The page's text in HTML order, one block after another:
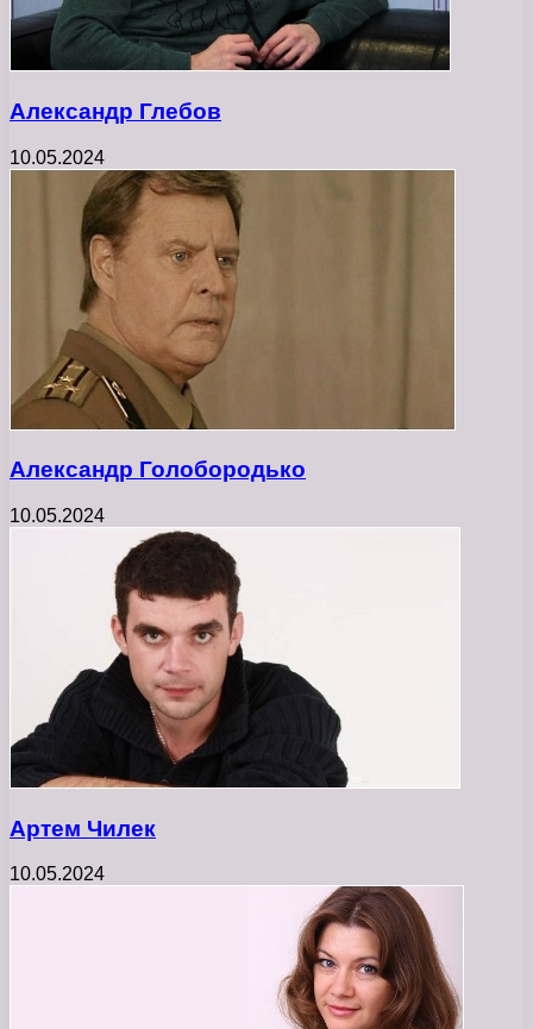
Александр Глебов
10.05.2024
Александр Голобородько
10.05.2024
Артем Чилек
10.05.2024